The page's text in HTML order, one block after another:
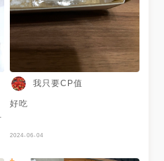
我只要CP值
好吃
2024-06-04